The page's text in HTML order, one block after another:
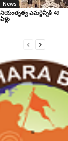
News
నియంతృత్వ ఎమర్జెన్సీకి 49
ఏళ్లు